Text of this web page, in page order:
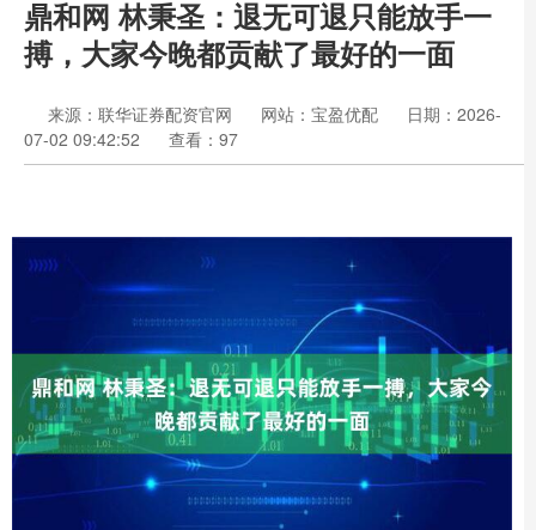
鼎和网 林秉圣：退无可退只能放手一
搏，大家今晚都贡献了最好的一面
来源：联华证券配资官网 网站：宝盈优配
日期：2026-
07-02 09:42:52
查看：97